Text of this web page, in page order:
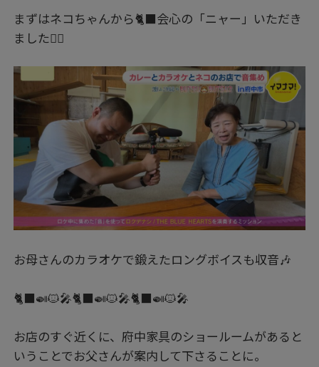
まずはネコちゃんから🐈‍⬛会心の「ニャー」いただき
ました👍🏻
お母さんのカラオケで鍛えたロングボイスも収音🎶
🐈‍⬛🍛🐱🎤🐈‍⬛🍛🐱🎤🐈‍⬛🍛🐱🎤
お店のすぐ近くに、府中家具のショールームがあると
いうことでお父さんが案内して下さることに。